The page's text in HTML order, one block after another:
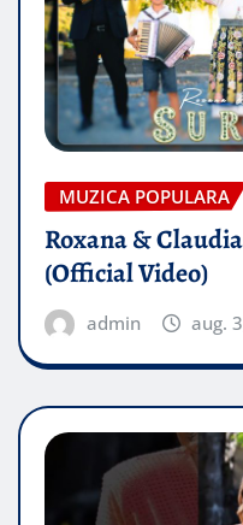
MUZICA POPULARA
Roxana &
(Official Video)
admin aug.